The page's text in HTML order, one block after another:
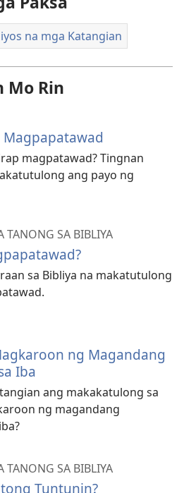
na mga Katangian
Mo Rin
magpatawad? Tingnan
ang payo ng
TANONG SA BIBLIYA
sa Bibliya na makatutulong
ng Magandang
Iba
ang makakatulong sa
ng magandang
TANONG SA BIBLIYA
Tuntunin?